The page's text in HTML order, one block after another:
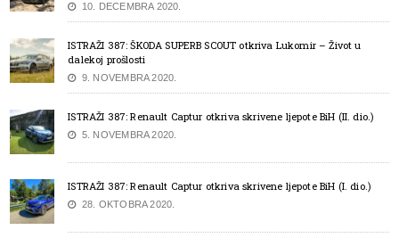
10. DECEMBRA 2020.
ISTRAŽI 387: ŠKODA SUPERB SCOUT otkriva Lukomir – Život u
dalekoj prošlosti
9. NOVEMBRA 2020.
ISTRAŽI 387: Renault Captur otkriva skrivene ljepote BiH (II. dio.)
5. NOVEMBRA 2020.
ISTRAŽI 387: Renault Captur otkriva skrivene ljepote BiH (I. dio.)
28. OKTOBRA 2020.